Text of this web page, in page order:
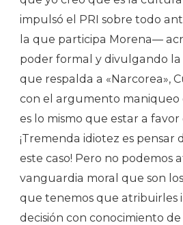
impulsó el PRI sobre todo
la que participa Morena—
poder formal y divulgando
que respalda a «Narcorea»,
con el argumento maniqueo
es lo mismo que estar a
¡Tremenda idiotez es pensar
este caso! Pero no podemos
vanguardia moral que son
que tenemos que atribuirles
decisión con conocimiento